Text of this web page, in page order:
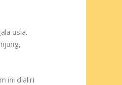
usia.
ini dialiri